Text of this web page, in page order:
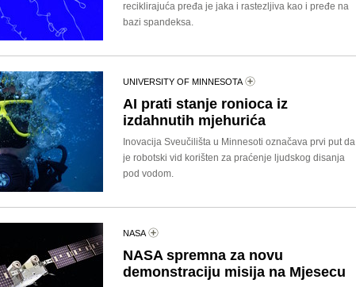
reciklirajuća pređa je jaka i rastezljiva kao i pređe na
bazi spandeksa.
UNIVERSITY OF MINNESOTA
AI prati stanje ronioca iz
izdahnutih mjehurića
Inovacija Sveučilišta u Minnesoti označava prvi put da
je robotski vid korišten za praćenje ljudskog disanja
pod vodom.
NASA
NASA spremna za novu
demonstraciju misija na Mjesecu